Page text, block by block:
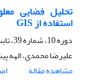
تحلیل فضایی
استفاده از ‏GIS
دوره 10، شماره 39، تابستان 1399، صفحه
علیرضا محمدی، الهه
مشاهده مقاله